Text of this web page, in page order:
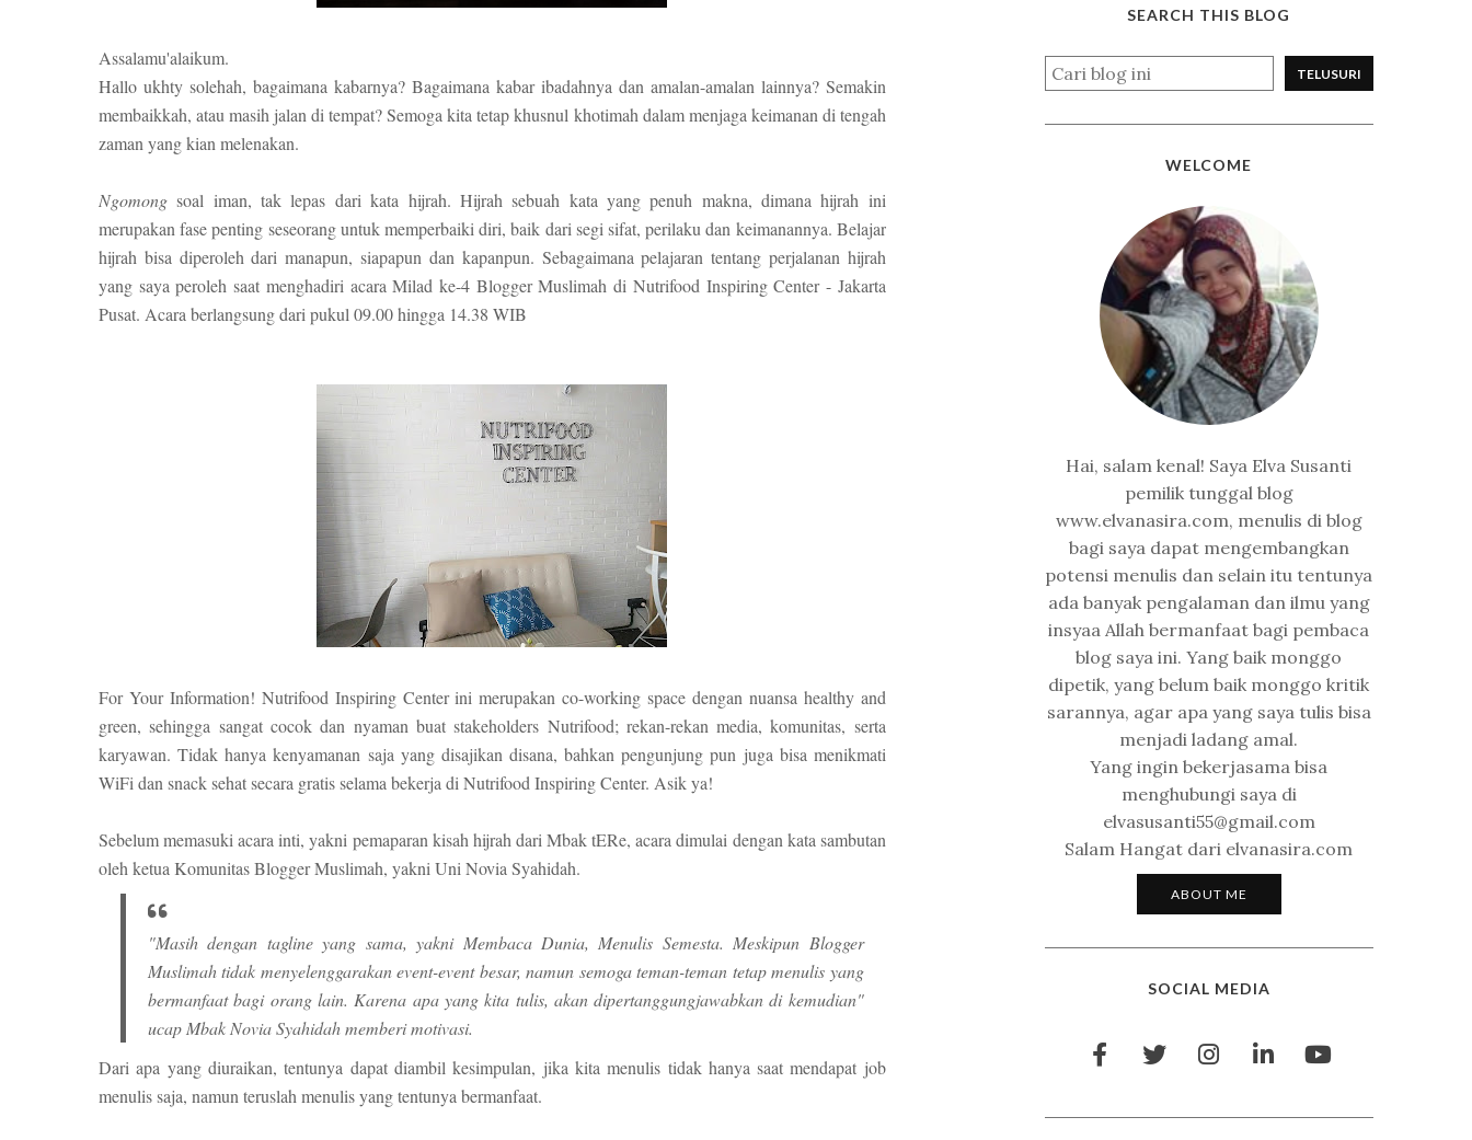
Assalamu'alaikum.
Hallo ukhty solehah, bagaimana kabarnya? Bagaimana kabar ibadahnya dan amalan-amalan lainnya? Semakin
membaikkah, atau masih jalan di tempat? Semoga kita tetap khusnul khotimah dalam menjaga keimanan di tengah
zaman yang kian melenakan.
Ngomong soal iman, tak lepas dari kata hijrah. Hijrah sebuah kata yang penuh makna, dimana hijrah ini
merupakan fase penting seseorang untuk memperbaiki diri, baik dari segi sifat, perilaku dan keimanannya. Belajar
hijrah bisa diperoleh dari manapun, siapapun dan kapanpun. Sebagaimana pelajaran tentang perjalanan hijrah
yang saya peroleh saat menghadiri acara Milad ke-4 Blogger Muslimah di Nutrifood Inspiring Center - Jakarta
Pusat. Acara berlangsung dari pukul 09.00 hingga 14.38 WIB
For Your Information! Nutrifood Inspiring Center ini merupakan co-working space dengan nuansa healthy and
green, sehingga sangat cocok dan nyaman buat stakeholders Nutrifood; rekan-rekan media, komunitas, serta
karyawan. Tidak hanya kenyamanan saja yang disajikan disana, bahkan pengunjung pun juga bisa menikmati
WiFi dan snack sehat secara gratis selama bekerja di Nutrifood Inspiring Center. Asik ya!
Sebelum memasuki acara inti, yakni pemaparan kisah hijrah dari Mbak tERe, acara dimulai dengan kata sambutan
oleh ketua Komunitas Blogger Muslimah, yakni Uni Novia Syahidah.
"Masih dengan tagline yang sama, yakni Membaca Dunia, Menulis Semesta. Meskipun Blogger
Muslimah tidak menyelenggarakan event-event besar, namun semoga teman-teman tetap menulis yang
bermanfaat bagi orang lain. Karena apa yang kita tulis, akan dipertanggungjawabkan di kemudian"
ucap Mbak Novia Syahidah memberi motivasi.
Dari apa yang diuraikan, tentunya dapat diambil kesimpulan, jika kita menulis tidak hanya saat mendapat job
menulis saja, namun teruslah menulis yang tentunya bermanfaat.
SEARCH THIS BLOG
WELCOME
Hai, salam kenal! Saya Elva Susanti
pemilik tunggal blog
www.elvanasira.com, menulis di blog
bagi saya dapat mengembangkan
potensi menulis dan selain itu tentunya
ada banyak pengalaman dan ilmu yang
insyaa Allah bermanfaat bagi pembaca
blog saya ini. Yang baik monggo
dipetik, yang belum baik monggo kritik
sarannya, agar apa yang saya tulis bisa
menjadi ladang amal.
Yang ingin bekerjasama bisa
menghubungi saya di
elvasusanti55@gmail.com
Salam Hangat dari elvanasira.com
ABOUT ME
SOCIAL MEDIA